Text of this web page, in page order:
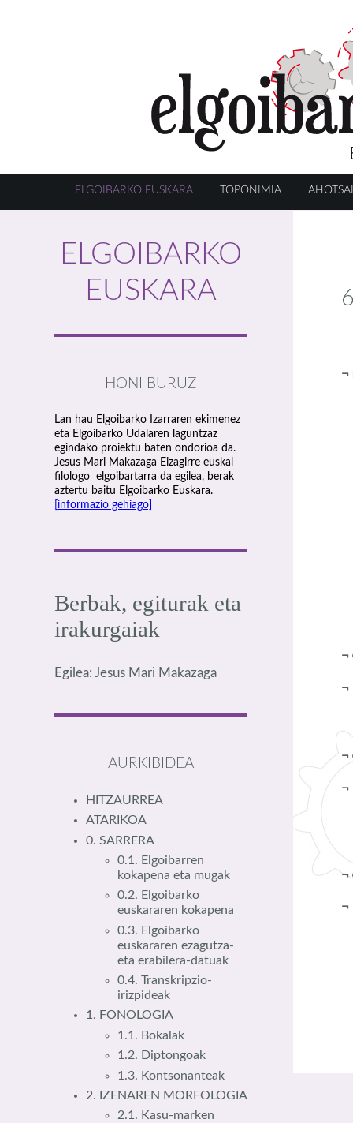
ELGOIBARKO EUSKARA TOPONIMIA
ELGOIBARKO
EUSKARA
HONI BURUZ
Lan hau Elgoibarko Izarraren ekimenez
eta Elgoibarko Udalaren laguntzaz
egindako proiektu baten ondorioa da.
Jesus Mari Makazaga Eizagirre euskal
filologo elgoibartarra da egilea, berak
aztertu baitu Elgoibarko Euskara.
[informazio gehiago]
Berbak, egiturak eta
irakurgaiak
Egilea: Jesus Mari Makazaga
AURKIBIDEA
HITZAURREA
ATARIKOA
0. SARRERA
0.1. Elgoibarren
kokapena eta mugak
0.2. Elgoibarko
euskararen kokapena
0.3. Elgoibarko
euskararen ezagutza-
eta erabilera-datuak
0.4. Transkripzio-
irizpideak
1. FONOLOGIA
1.1. Bokalak
1.2. Diptongoak
1.3. Kontsonanteak
2. IZENAREN MORFOLOGIA
2.1. Kasu-marken
¬
¬
¬
¬
¬